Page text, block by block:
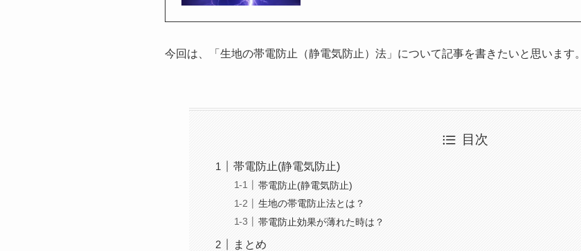
今回は、「生地の帯電防止（静電気防止）法」について記事を書きたいと思います。
目次
帯電防止(静電気防止)
帯電防止(静電気防止)
生地の帯電防止法とは？
帯電防止効果が薄れた時は？
まとめ